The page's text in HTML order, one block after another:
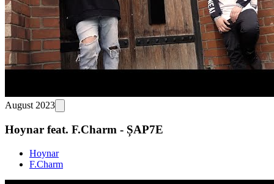
August 2023
Hoynar feat. F.Charm - ȘAP7E
Hoynar
F.Charm